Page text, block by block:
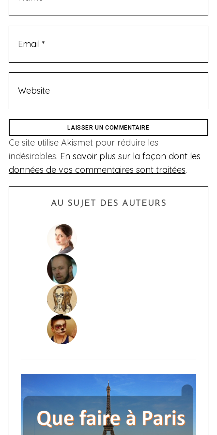
Ce site utilise Akismet pour réduire les
indésirables. En savoir plus sur la façon dont les
données de vos commentaires sont traitées.
AU SUJET DES AUTEURS